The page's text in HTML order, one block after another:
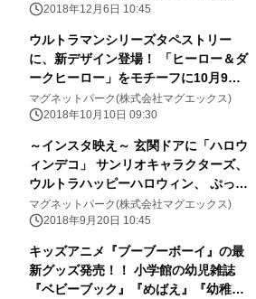
2018年12月6日 10:45
ウルトラマンシリーズタペストリー
に、新デザイン登場！ 「ヒーロー＆ダ
ークヒーロー」をモチーフに10月9日
発売
マグネットパーク(株式会社マグエックス)
2018年10月10日 09:30
～インスタ映え～ 玄関ドアに「ハロウ
ィンデコ」 サンリオキャラクターズ、
ウルトラハッピーハロウィン、 ぷっぷ
るのデコマグを新発売！
マグネットパーク(株式会社マグエックス)
2018年9月20日 10:45
キッズアニメ『ブーブーボーイ』の最
新グッズ発売！！ 小学館の幼児雑誌
『ベビーブック』『めばえ』『幼稚